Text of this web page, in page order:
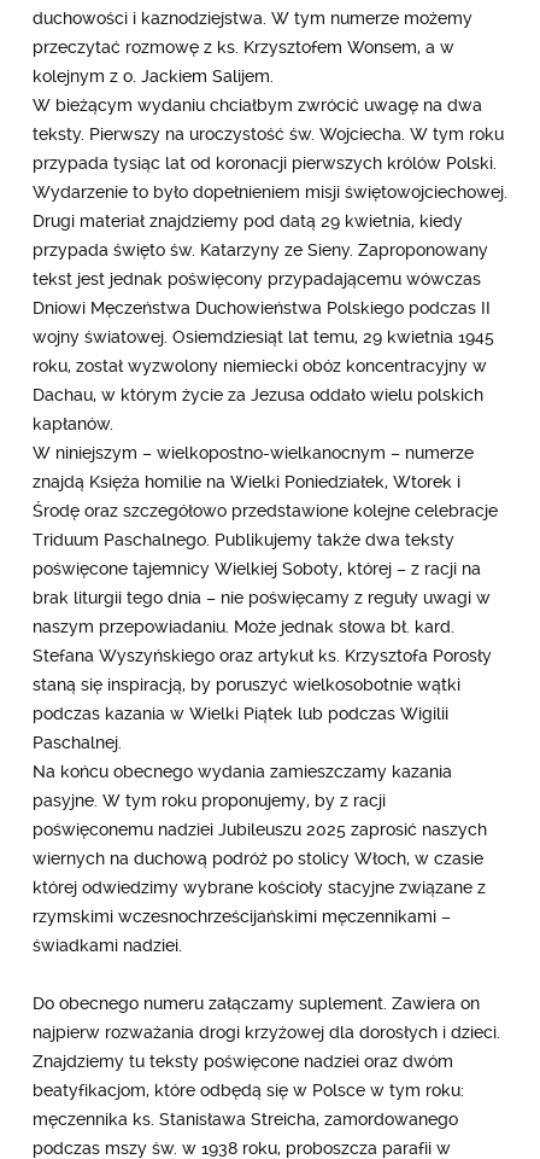
duchowości i kaznodziejstwa. W tym numerze możemy
przeczytać rozmowę z ks. Krzysztofem Wonsem, a w
kolejnym z o. Jackiem Salijem.
W bieżącym wydaniu chciałbym zwrócić uwagę na dwa
teksty. Pierwszy na uroczystość św. Wojciecha. W tym roku
przypada tysiąc lat od koronacji pierwszych królów Polski.
Wydarzenie to było dopełnieniem misji świętowojciechowej.
Drugi materiał znajdziemy pod datą 29 kwietnia, kiedy
przypada święto św. Katarzyny ze Sieny. Zaproponowany
tekst jest jednak poświęcony przypadającemu wówczas
Dniowi Męczeństwa Duchowieństwa Polskiego podczas II
wojny światowej. Osiemdziesiąt lat temu, 29 kwietnia 1945
roku, został wyzwolony niemiecki obóz koncentracyjny w
Dachau, w którym życie za Jezusa oddało wielu polskich
kapłanów.
W niniejszym – wielkopostno-wielkanocnym – numerze
znajdą Księża homilie na Wielki Poniedziałek, Wtorek i
Środę oraz szczegółowo przedstawione kolejne celebracje
Triduum Paschalnego. Publikujemy także dwa teksty
poświęcone tajemnicy Wielkiej Soboty, której – z racji na
brak liturgii tego dnia – nie poświęcamy z reguły uwagi w
naszym przepowiadaniu. Może jednak słowa bł. kard.
Stefana Wyszyńskiego oraz artykuł ks. Krzysztofa Porosły
staną się inspiracją, by poruszyć wielkosobotnie wątki
podczas kazania w Wielki Piątek lub podczas Wigilii
Paschalnej.
Na końcu obecnego wydania zamieszczamy kazania
pasyjne. W tym roku proponujemy, by z racji
poświęconemu nadziei Jubileuszu 2025 zaprosić naszych
wiernych na duchową podróż po stolicy Włoch, w czasie
której odwiedzimy wybrane kościoły stacyjne związane z
rzymskimi wczesnochrześcijańskimi męczennikami –
świadkami nadziei.
Do obecnego numeru załączamy suplement. Zawiera on
najpierw rozważania drogi krzyżowej dla dorosłych i dzieci.
Znajdziemy tu teksty poświęcone nadziei oraz dwóm
beatyfikacjom, które odbędą się w Polsce w tym roku:
męczennika ks. Stanisława Streicha, zamordowanego
podczas mszy św. w 1938 roku, proboszcza parafii w